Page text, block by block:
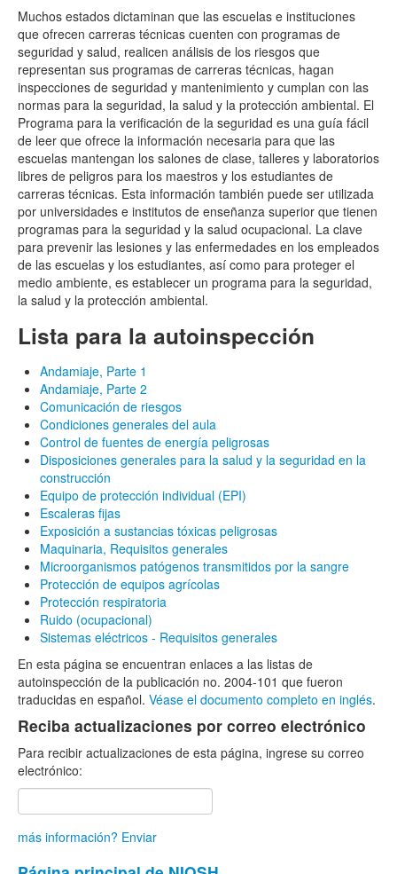
Muchos estados dictaminan que las escuelas e instituciones
que ofrecen carreras técnicas cuenten con programas de
seguridad y salud, realicen análisis de los riesgos que
representan sus programas de carreras técnicas, hagan
inspecciones de seguridad y mantenimiento y cumplan con las
normas para la seguridad, la salud y la protección ambiental. El
Programa para la verificación de la seguridad es una guía fácil
de leer que ofrece la información necesaria para que las
escuelas mantengan los salones de clase, talleres y laboratorios
libres de peligros para los maestros y los estudiantes de
carreras técnicas. Esta información también puede ser utilizada
por universidades e institutos de enseñanza superior que tienen
programas para la seguridad y la salud ocupacional. La clave
para prevenir las lesiones y las enfermedades en los empleados
de las escuelas y los estudiantes, así como para proteger el
medio ambiente, es establecer un programa para la seguridad,
la salud y la protección ambiental.
Lista para la autoinspección
Andamiaje, Parte 1
Andamiaje, Parte 2
Comunicación de riesgos
Condiciones generales del aula
Control de fuentes de energía peligrosas
Disposiciones generales para la salud y la seguridad en la
construcción
Equipo de protección individual (EPI)
Escaleras fijas
Exposición a sustancias tóxicas peligrosas
Maquinaria, Requisitos generales
Microorganismos patógenos transmitidos por la sangre
Protección de equipos agrícolas
Protección respiratoria
Ruido (ocupacional)
Sistemas eléctricos - Requisitos generales
En esta página se encuentran enlaces a las listas de
autoinspección de la publicación no. 2004-101 que fueron
traducidas en español. Véase el documento completo en inglés.
Reciba actualizaciones por correo electrónico
Para recibir actualizaciones de esta página, ingrese su correo
electrónico:
más información? Enviar